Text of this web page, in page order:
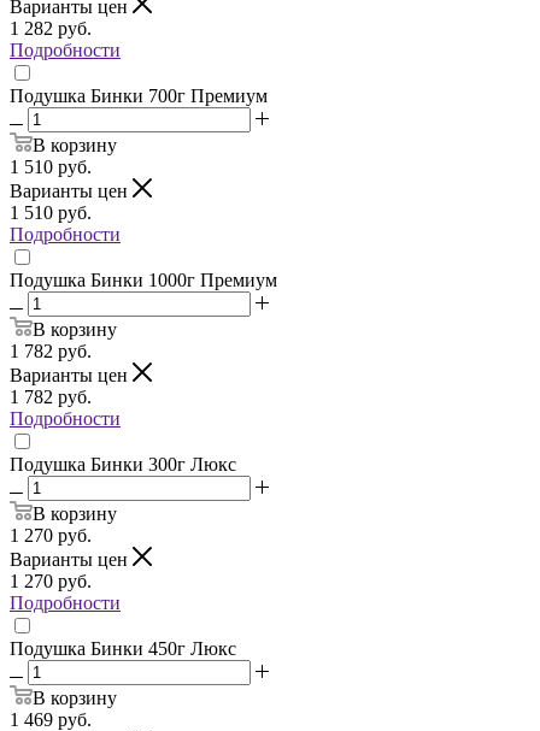
Варианты цен
1 282 руб.
Подробности
Подушка Бинки 700г Премиум
В корзину
1 510 руб.
Варианты цен
1 510 руб.
Подробности
Подушка Бинки 1000г Премиум
В корзину
1 782 руб.
Варианты цен
1 782 руб.
Подробности
Подушка Бинки 300г Люкс
В корзину
1 270 руб.
Варианты цен
1 270 руб.
Подробности
Подушка Бинки 450г Люкс
В корзину
1 469 руб.